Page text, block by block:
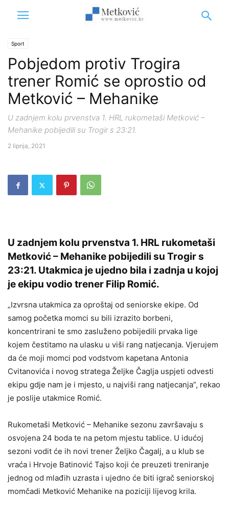
Sport
Pobjedom protiv Trogira
trener Romić se oprostio od
Metković – Mehanike
U zadnjem kolu prvenstva 1. HRL rukometaši Metković –
Mehanike pobijedili su Trogir s 23:21.
2 lipnja, 2021
U zadnjem kolu prvenstva 1. HRL rukometaši
Metković – Mehanike pobijedili su Trogir s
23:21. Utakmica je ujedno bila i zadnja u kojoj
je ekipu vodio trener Filip Romić.
„Izvrsna utakmica za oproštaj od seniorske ekipe. Od
samog početka momci su bili izrazito borbeni,
koncentrirani te smo zasluženo pobijedili prvaka lige
kojem čestitamo na ulasku u viši rang natjecanja. Vjerujem
da će moji momci pod vodstvom kapetana Antonia
Cvitanovića i novog stratega Željke Čaglja uspjeti odvesti
ekipu gdje nam je i mjesto, u najviši rang natjecanja”, rekao
je poslije utakmice Romić.
Rukometaši Metković – Mehanike sezonu završavaju s
osvojena 24 boda te na petom mjestu tablice. U idućoj
sezoni vodit će ih novi trener Željko Čagalj, a u klub se
vraća i Hrvoje Batinović Tajso koji će preuzeti treniranje
jednog od mlađih uzrasta i ujedno će biti igrač seniorskoj
momčadi Metković Mehanike na poziciji lijevog krila.